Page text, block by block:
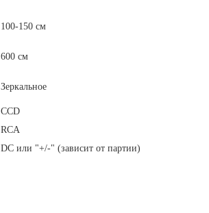
100-150 см
600 см
Зеркальное
ССD
RCA
DC или "+/-" (зависит от партии)